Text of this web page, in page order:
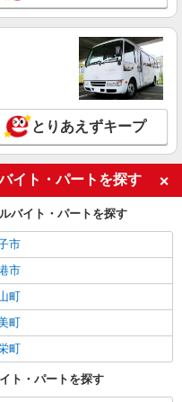
とりあえずキープ
イト・パートを探す
バイト・パートを探す
市
市
町
町
町
ト・パートを探す